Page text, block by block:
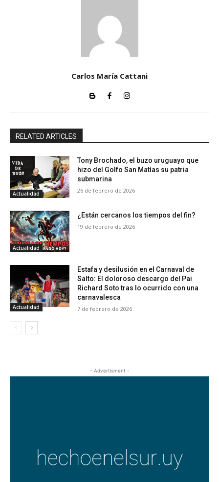
Carlos María Cattani
RELATED ARTICLES
Actualidad
Tony Brochado, el buzo uruguayo que
hizo del Golfo San Matías su patria
submarina
26 de febrero de 2026
Actualidad
¿Están cercanos los tiempos del fin?
19 de febrero de 2026
Actualidad
Estafa y desilusión en el Carnaval de
Salto: El doloroso descargo del Pai
Richard Soto tras lo ocurrido con una
carnavalesca
7 de febrero de 2026
- Advertisment -